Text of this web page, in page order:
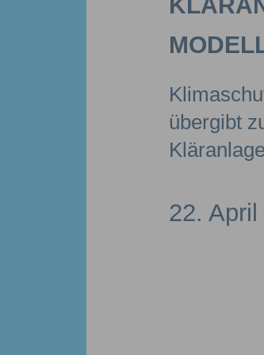
übergibt
22.